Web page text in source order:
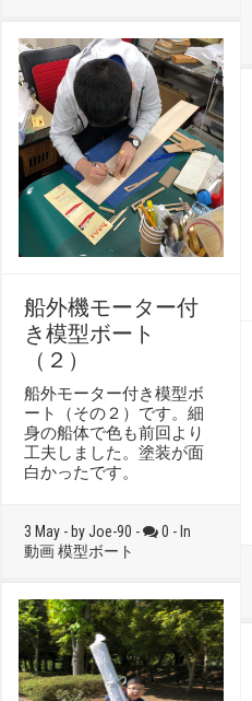
船外機モーター付
き模型ボート
（２）
船外モーター付き模型ボ
ート（その２）です。細
身の船体で色も前回より
工夫しました。塗装が面
白かったです。
3 May - by Joe-90 -
0 - In
動画 模型ボート